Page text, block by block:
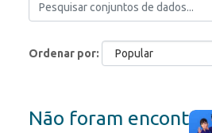
Ordenar por
Não foram